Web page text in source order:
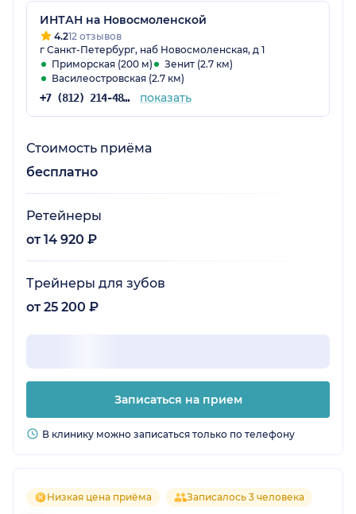
ИНТАН на Новосмоленской
4.212 отзывов
г Санкт-Петербург, наб Новосмоленская, д 1
Приморская (200 м)
Зенит (2.7 км)
Василеостровская (2.7 км)
+7 (812) 214-48-61 показать
Стоимость приёма
бесплатно
Ретейнеры
от 14 920 ₽
Трейнеры для зубов
от 25 200 ₽
Записаться на прием
В клинику можно записаться только по телефону
Низкая цена приёма Записалось 3 человека